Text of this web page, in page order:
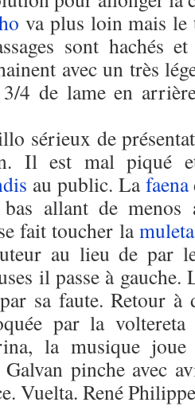
va plus loin mais le
sont hachés
avec un très
3/4 de lame en
sérieux de
Il est mal piqué
au public. Lafaena
allant de menos
fait toucher lamuleta
au lieu de par
il passe à
sa faute. Retour
par la
la musique
Galvan pinche avec
Vuelta. René